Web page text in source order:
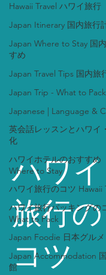
Hawaii Travel ハワイ旅行
Japan Itinerary 国内旅行
Japan Where to Stay 国
すめ
Japan Travel Tips 国内旅
Japan Trip - What to
Japanese | Language &
英会話レッスンとハワイ
化
ハワイホテルのおすす
Where to Stay
ハワイ旅行のコツ Hawaii
ハワイ旅行パッキング
What to Pack
Japan Foodie 日本グルメ
Japan Accommodation
館
ハワイ
旅行の
コツ